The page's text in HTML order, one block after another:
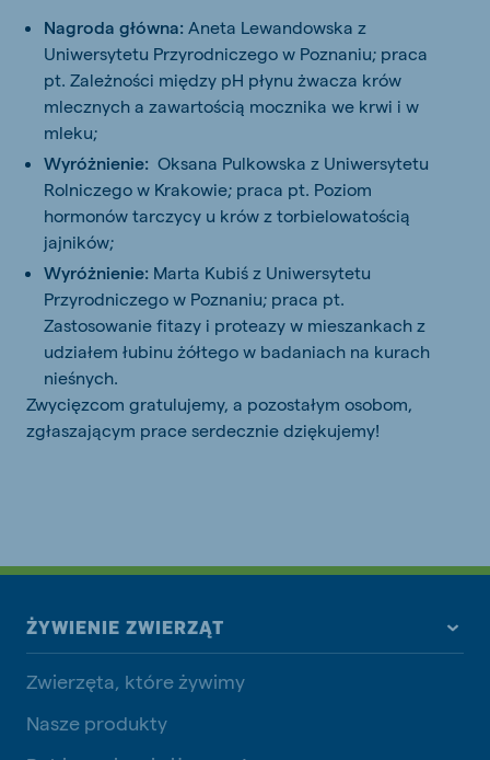
Nagroda główna: Aneta Lewandowska z
Uniwersytetu Przyrodniczego w Poznaniu; praca
pt. Zależności między pH płynu żwacza krów
mlecznych a zawartością mocznika we krwi i w
mleku;
Wyróżnienie: Oksana Pulkowska z Uniwersytetu
Rolniczego w Krakowie; praca pt. Poziom
hormonów tarczycy u krów z torbielowatością
jajników;
Wyróżnienie: Marta Kubiś z Uniwersytetu
Przyrodniczego w Poznaniu; praca pt.
Zastosowanie fitazy i proteazy w mieszankach z
udziałem łubinu żółtego w badaniach na kurach
nieśnych.
Zwycięzcom gratulujemy, a pozostałym osobom,
zgłaszającym prace serdecznie dziękujemy!
ŻYWIENIE ZWIERZĄT
Zwierzęta, które żywimy
Nasze produkty